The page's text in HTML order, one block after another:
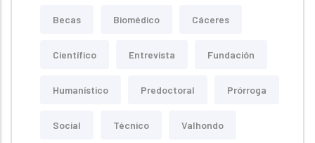
Becas Biomédico Cáceres
Científico Entrevista Fundación
Humanístico Predoctoral Prórroga
Social Técnico Valhondo